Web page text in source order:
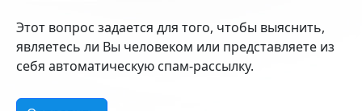
Этот вопрос задается для того, чтобы выяснить,
являетесь ли Вы человеком или представляете из
себя автоматическую спам-рассылку.